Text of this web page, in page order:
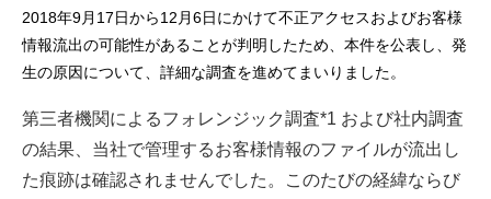
2018年9月17日から12月6日にかけて不正アクセスおよびお客様
情報流出の可能性があることが判明したため、本件を公表し、発
生の原因について、詳細な調査を進めてまいりました。
第三者機関によるフォレンジック調査*1 および社内調査
の結果、当社で管理するお客様情報のファイルが流出し
た痕跡は確認されませんでした。このたびの経緯ならび